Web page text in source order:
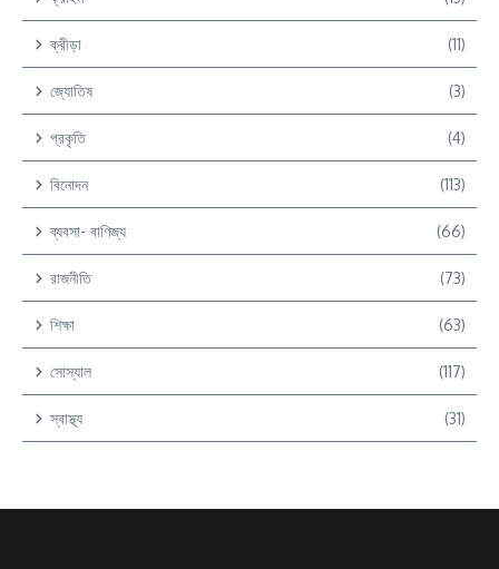
ক্রীড়া (11)
জ্যোতিষ (3)
প্রকৃতি (4)
বিনোদন (113)
ব্যবসা- বাণিজ্য (66)
রাজনীতি (73)
শিক্ষা (63)
সোস্যাল (117)
স্বাস্থ্য (31)